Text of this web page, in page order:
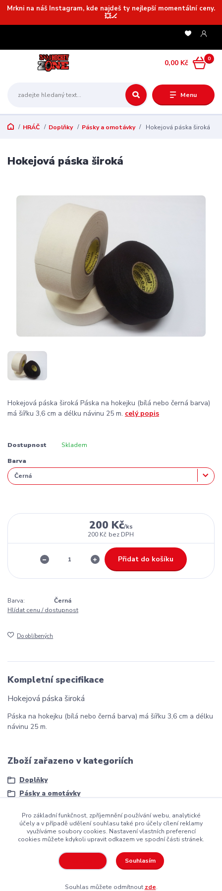
Mrkni na náš Instagram, kde najdeš ty nejlepší momentální ceny.
💥🏒
Menu
0
0,00 Kč
HRÁČ Doplňky Pásky a omotávky Hokejová páska široká
Hokejová páska široká
Hokejová páska široká Páska na hokejku (bílá nebo černá barva)
má šířku 3,6 cm a délku návinu 25 m. celý popis
Dostupnost Skladem
Barva
200 Kč/ks
200 Kč bez DPH
Přidat do košíku
Barva:
Černá
Hlídat cenu / dostupnost
Do oblíbených
Kompletní specifikace
Hokejová páska široká
Páska na hokejku (bílá nebo černá barva) má šířku 3,6 cm a délku
návinu 25 m.
Zboží zařazeno v kategoriích
Doplňky
Pásky a omotávky
Copyright ©2016Hockeyzone.cz Brnovaše značková
za rozumnou cenu
Pro základní funkčnost, zpříjemnění používání webu, analytické
účely a v případě udělení souhlasu také pro účely cílení reklamy
využíváme soubory cookies. Nastavení vlastních preferencí
cookies můžete kdykoli upravit odkazem ve spodní části stránek.
Souhlasím
Souhlas můžete odmítnout zde.